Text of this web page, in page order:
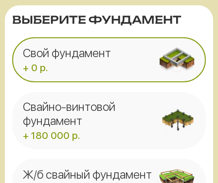
ВЫБЕРИТЕ ФУНДАМЕНТ
Свой фундамент
+ 0 р.
Свайно-винтовой
фундамент
+ 180 000 р.
Ж/б свайный фундамент